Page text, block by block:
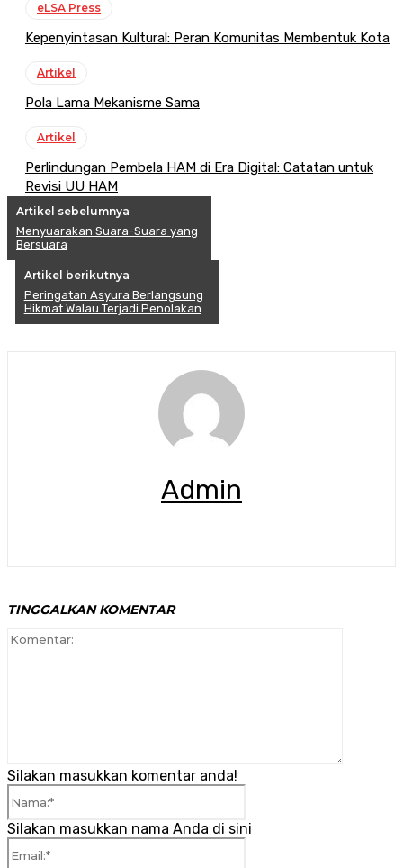
eLSA Press
Kepenyintasan Kultural: Peran Komunitas Membentuk Kota
Artikel
Pola Lama Mekanisme Sama
Artikel
Perlindungan Pembela HAM di Era Digital: Catatan untuk
Revisi UU HAM
Artikel sebelumnya
Menyuarakan Suara-Suara yang
Bersuara
Artikel berikutnya
Peringatan Asyura Berlangsung
Hikmat Walau Terjadi Penolakan
Admin
TINGGALKAN KOMENTAR
Silakan masukkan komentar anda!
Silakan masukkan nama Anda di sini